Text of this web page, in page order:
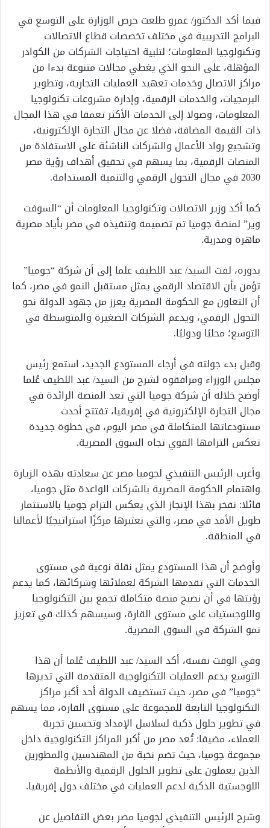
فيما أكد الدكتور/ عمرو طلعت حرص الوزارة على التوسع في
البرامج التدريبية في مختلف تخصصات قطاع الاتصالات
وتكنولوجيا المعلومات؛ لتلبية احتياجات الشركات من الكوادر
المؤهلة، على النحو الذي يغطي مجالات متنوعة بدءا من
مراكز الاتصال وخدمات تعهيد العمليات التجارية، وتطوير
البرمجيات، والخدمات الرقمية، وإدارة مشروعات تكنولوجيا
المعلومات، وصولا إلى الخدمات الأكثر تعمقا في هذا المجال
ذات القيمة المضافة، فضلا عن مجال التجارة الإلكترونية،
وتشجيع رواد الأعمال والشركات الناشئة على الاستفادة من
المنصات الرقمية، بما يسهم في تحقيق أهداف رؤية مصر
2030 في مجال التحول الرقمي والتنمية المستدامة.
كما أكد وزير الاتصالات وتكنولوجيا المعلومات أن “السوفت
وير” لمنصة جوميا تم تصميمه وتنفيذه في مصر بأياد مصرية
ماهرة ومدربة.
بدوره، لفت السيد/ عبد اللطيف علما إلى أن شركة “جوميا”
تؤمن بأن الاقتصاد الرقمي يمثل مستقبل النمو في مصر، كما
أن التعاون مع الحكومة المصرية يعزز من جهود الدولة نحو
التحول الرقمي، ويدعم الشركات الصغيرة والمتوسطة في
التوسع؛ محليًا ودوليًا.
وقبل بدء جولته في أرجاء المستودع الجديد، استمع رئيس
مجلس الوزراء ومرافقوه لشرح من السيد/ عبد اللطيف عُلما
أوضح خلاله أن شركة جوميا التي تعد المنصة الرائدة في
مجال التجارة الإلكترونية في إفريقيا، تفتتح أحدث
مستودعاتها المتكاملة في مصر اليوم، في خطوة جديدة
تعكس التزامها القوي تجاه السوق المصرية.
وأعرب الرئيس التنفيذي لجوميا مصر عن سعادته بهذه الزيارة
واهتمام الحكومة المصرية بالشركات الواعدة مثل جوميا،
قائلا: نفخر بهذا الإنجاز الذي يعكس التزام جوميا بالاستثمار
طويل الأمد في مصر، والتي نعتبرها مركزًا استراتيجيًا لأعمالنا
في المنطقة.
وأوضح أن هذا المستودع يمثل نقلة نوعية في مستوى
الخدمات التي تقدمها الشركة لعملائها وشركائها، كما يدعم
رؤيتها في أن نصبح منصة متكاملة تجمع بين التكنولوجيا
واللوجستيات على مستوى القارة، وسيسهم كذلك في تعزيز
نمو الشركة في السوق المصرية.
وفي الوقت نفسه، أكد السيد/ عبد اللطيف عُلما أن هذا
التوسع يدعم العمليات التكنولوجية المتقدمة التي تديرها
“جوميا” في مصر، حيث تستضيف الدولة أحد أكبر مراكز
التكنولوجيا التابعة للمجموعة على مستوى القارة، مما يسهم
في تطوير حلول ذكية لسلاسل الإمداد وتحسين تجربة
العملاء، مضيفا: تُعد مصر من أكبر المراكز التكنولوجية داخل
مجموعة جوميا، حيث تضم نخبة من المهندسين والمطورين
الذين يعملون على تطوير الحلول الرقمية والأنظمة
اللوجستية الذكية لدعم العمليات في مختلف دول إفريقيا.
وشرح الرئيس التنفيذي لجوميا مصر بعض التفاصيل عن